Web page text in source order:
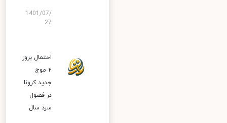
1401/07/
27
احتمال بروز
۲ موج
جدید کرونا
در فصول
سرد سال